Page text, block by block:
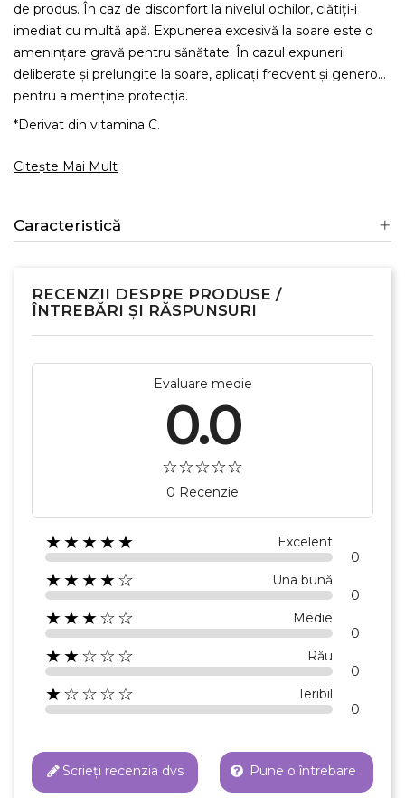
de produs. În caz de disconfort la nivelul ochilor, clătiți-i
imediat cu multă apă. Expunerea excesivă la soare este o
amenințare gravă pentru sănătate. În cazul expunerii
deliberate și prelungite la soare, aplicați frecvent și generos
pentru a menține protecția.
*Derivat din vitamina C.
Citește Mai Mult
Caracteristică
RECENZII DESPRE PRODUSE /
ÎNTREBĂRI ȘI RĂSPUNSURI
Evaluare medie
0.0
0 Recenzie
★★★★★ Excelent
0
★★★★☆ Una bună
0
★★★☆☆ Medie
0
★★☆☆☆ Rău
0
★☆☆☆☆ Teribil
0
Scrieți recenzia dvs Pune o întrebare